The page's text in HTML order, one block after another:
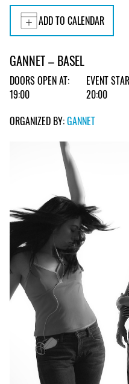
ADD TO CALENDAR
GANNET – BASEL
DOORS OPEN AT:
19:00
EVENT
20:00
ORGANIZED BY:GANNET